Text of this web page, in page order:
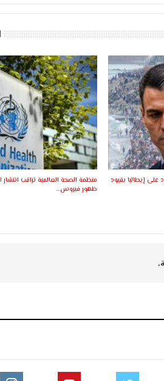
على إيطاليا بقيود
منظمة الصحة العالمية تراقب انتشار
ظهور فيروس…